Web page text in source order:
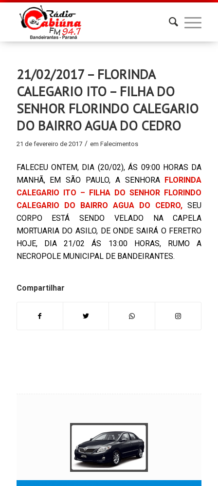
21/02/2017 – FLORINDA
CALEGARIO ITO – FILHA DO
SENHOR FLORINDO CALEGARIO
DO BAIRRO AGUA DO CEDRO
21 de fevereiro de 2017 / em Falecimentos
FALECEU ONTEM, DIA (20/02), ÁS 09:00 HORAS DA
MANHÃ, EM SÃO PAULO, A SENHORA FLORINDA
CALEGARIO ITO – FILHA DO SENHOR FLORINDO
CALEGARIO DO BAIRRO AGUA DO CEDRO,SEU
CORPO ESTÁ SENDO VELADO NA CAPELA
MORTUARIA DO ASILO, DE ONDE SAIRÁ O FERETRO
HOJE, DIA 21/02 ÁS 13:00 HORAS, RUMO A
NECROPOLE MUNICIPAL DE BANDEIRANTES.
Compartilhar